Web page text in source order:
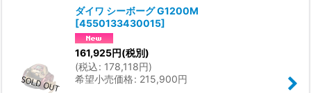
ダイワ シーボーグ G1200M
[4550133430015]
161,925円(税別)
(税込: 178,118円)
希望小売価格: 215,900円